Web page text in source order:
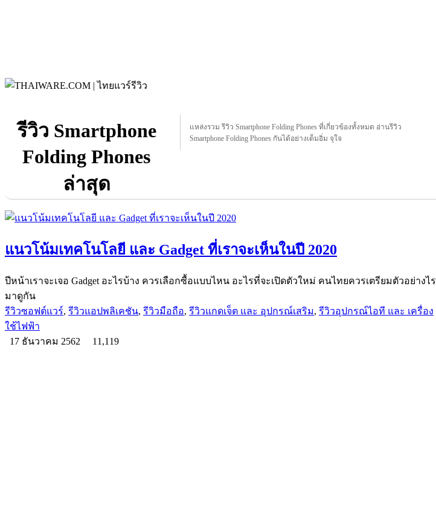
รีวิว Smartphone
Folding Phones
ล่าสุด
แหล่งรวม รีวิว Smartphone Folding Phones ที่เกี่ยวข้องทั้งหมด อ่านรีวิว
Smartphone Folding Phones กันได้อย่างเต็มอิ่ม จุใจ
แนวโน้มเทคโนโลยี และ Gadget ที่เราจะเห็นในปี 2020
ปีหน้าเราจะเจอ Gadget อะไรบ้าง ควรเลือกซื้อแบบไหน อะไรที่จะเปิดตัวใหม่ คนไทยควรเตรียมตัวอย่างไร
มาดูกัน
รีวิวซอฟต์แวร์, รีวิวแอปพลิเคชัน, รีวิวมือถือ, รีวิวแกดเจ็ต และ อุปกรณ์เสริม, รีวิวอุปกรณ์ไอที และ เครื่อง
ใช้ไฟฟ้า
17 ธันวาคม 2562
11,119